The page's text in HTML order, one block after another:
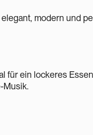
modern und
für ein lockeres
Musik.